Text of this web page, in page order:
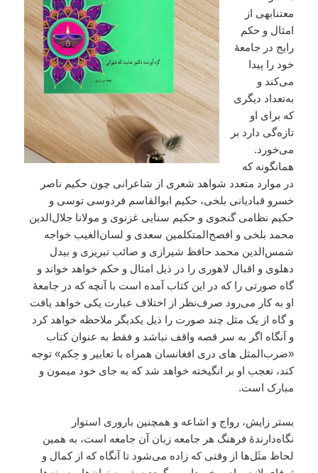
معتنابهی از
امثال و حکم
رایج در جامعۀ
خود را پیدا
می‌کند و
به‌تعداد دیگری
که برای او
تازه‌گی دارد بر
می‌خورد.
همانگونه که
در موارد متعدد شواهد شعری از شاعرانی چون حکیم ناصر
خسرو قبادیانی بلخی، حکیم ابوالقاسم فردوسی توسی و
حکیم نظامی گنجوی و حکیم سنایی غزنوی و مولانا جلال‌الدین
محمد بلخی و افصح‌المتکلمین سعدی و لسان‌الغیب خواجه
شمس‌الدین محمد حافظ شیرازی و صائب تبریزی و بیدل
دهلوی و اقبال لاهوری را در ذیل امثال و حکم خواهد خواند و
گاه صورتی را که در این کتاب آمده است با آنچه که در جامعۀ
او به کار می‌رود صرف‌نظر از اختلاف عبارت یکی خواهد یافت
و گاه از یک مثل چند صورت را ذیل یکدیگر ملاحظه خواهد کرد
و آنگاه اگر به سر قصه واقف نباشد و فقط به عنوان کتاب
«ضرب‌المثل های دری افغانسان همراه با تعابیر و حِکم» توجه
کند، تعجب او بر انگیخته خواهد شد که به جای خود میمون و
مبارک است.
بستر زایش، رواج و اشاعه و همچنین باروری استوار
نگاه‌دارندۀ فرهنگ هر جامعه زبان آن جامعه است، به همین
لحاظ مثَل‌ها از وقتی که زاده می‌شود تا آنگاه که از کمال و